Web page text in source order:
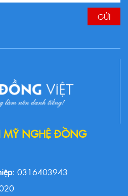
MỸ NGHỆ ĐỒNG
0316403943